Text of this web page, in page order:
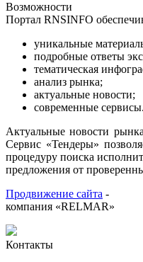
Возможности
Портал RNSINFO
уникальные
подробные ответы
тематическая
анализ рынка;
актуальные новости;
современные сервисы.
Актуальные новости
Сервис «Тендеры»
процедуру поиска
предложения от
Продвижение сайта -
компания «RELMAR»
Контакты